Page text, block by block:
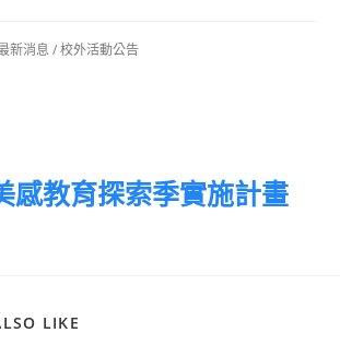
新消息 /校外活動公告
感教育探索季實施計畫
LIKE